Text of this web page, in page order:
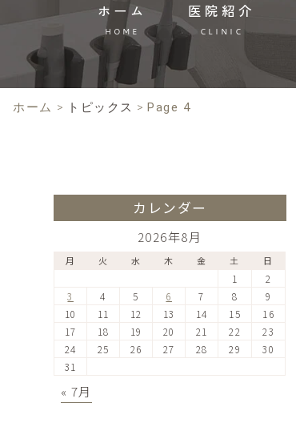
ホーム
HOME
医院紹介
CLINIC
ホーム > トピックス > Page 4
カレンダー
2026年8月
月 火 水 木 金 土 日
1
2
3
4 5 6 7 8
9
10
11 12 13 14 15
16
17
18 19 20 21 22
23
24
25 26 27 28 29
30
31
« 7月